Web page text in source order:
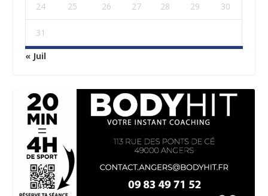
24 25 26 27 28 29 30
31
« Juil